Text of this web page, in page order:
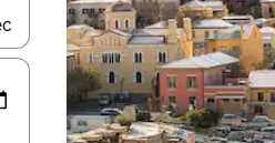
nich za pomocą klawiszy